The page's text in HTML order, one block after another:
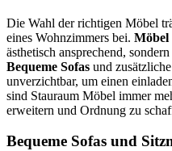
Die Wahl der richtigen Möbel
eines Wohnzimmers bei. Möbel
ästhetisch ansprechend,
Bequeme Sofas und
unverzichtbar, um einen
sind Stauraum Möbel immer
erweitern und Ordnung zu
Bequeme Sofas und